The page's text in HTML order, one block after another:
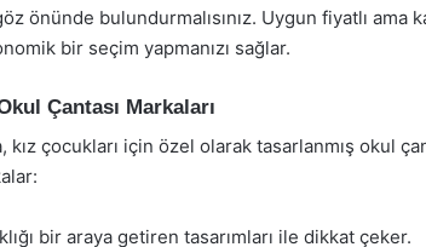
önünde bulundurmalısınız. Uygun fiyatlı ama
bir seçim yapmanızı sağlar.
Çantası Markaları
kız çocukları için özel olarak tasarlanmış okul
bir araya getiren tasarımları ile dikkat çeker.